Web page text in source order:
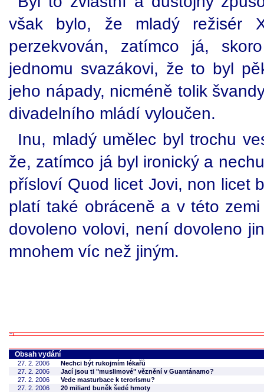
však bylo, že mladý režisér
perzekvován, zatímco já,
jednomu svazákovi, že to byl
jeho nápady, nicméně tolik
divadelního mládí vyloučen.
Inu, mladý umělec byl trochu
že, zatímco já byl ironický a
přísloví Quod licet Jovi, non licet
platí také obráceně a v této
dovoleno volovi, není dovoleno
mnohem víc než jiným.
Obsah vydání
27. 2. 2006
Nechci být rukojmím lékařů
27. 2. 2006
Jací jsou ti "muslimové" věznění v Guantánamo?
27. 2. 2006
Vede masturbace k terorismu?
27. 2. 2006
20 miliard buněk šedé hmoty